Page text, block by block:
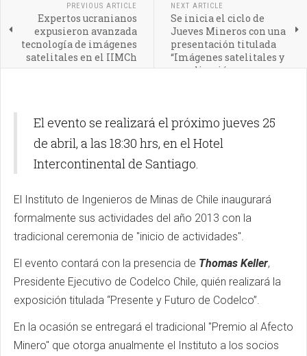
PREVIOUS ARTICLE
Expertos ucranianos
expusieron avanzada
tecnología de imágenes
satelitales en el IIMCh
NEXT ARTICLE
Se inicia el ciclo de
Jueves Mineros con una
presentación titulada
“Imágenes satelitales y
su aplicación en
El evento se realizará el próximo jueves 25
de abril, a las 18:30 hrs, en el Hotel
Intercontinental de Santiago.
El Instituto de Ingenieros de Minas de Chile inaugurará
formalmente sus actividades del año 2013 con la
tradicional ceremonia de "inicio de actividades".
El evento contará con la presencia de Thomas Keller,
Presidente Ejecutivo de Codelco Chile, quién realizará la
exposición titulada “Presente y Futuro de Codelco”.
En la ocasión se entregará el tradicional "Premio al Afecto
Minero" que otorga anualmente el Instituto a los socios